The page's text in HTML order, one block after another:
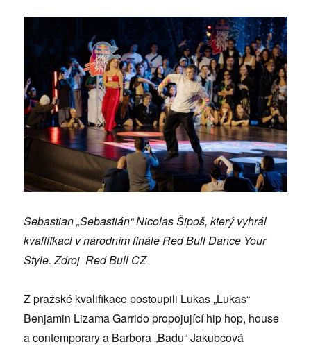
Sebastian „Sebastián“ Nicolas Šipoš, který vyhrál
kvalifikaci v národním finále Red Bull Dance Your
Style. Zdroj Red Bull CZ
Z pražské kvalifikace postoupili Lukas „Lukas“
Benjamin Lizama Garrido propojující hip hop, house
a contemporary a Barbora „Badu“ Jakubcová